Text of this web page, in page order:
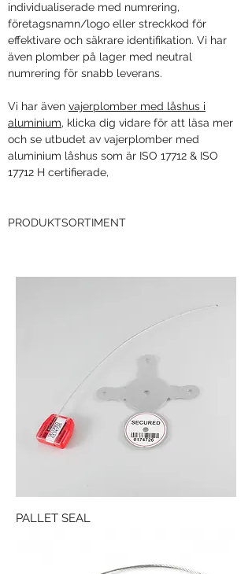
individualiserade med numrering,
företagsnamn/logo eller streckkod för
effektivare och säkrare identifikation. Vi har
även plomber på lager med neutral
numrering för snabb leverans.
Vi har även vajerplomber med låshus i
aluminium, klicka dig vidare för att läsa mer
och se utbudet av vajerplomber med
aluminium låshus som är ISO 17712 & ISO
17712 H certifierade,
PRODUKTSORTIMENT
PALLET SEAL